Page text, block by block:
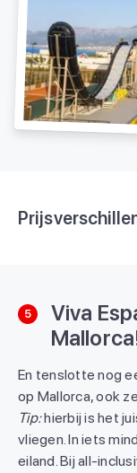
5
Viva
En tenslotte nog
op Mallorca, ook
Tip:hierbij is het
vliegen. In iets
eiland. Bij all-